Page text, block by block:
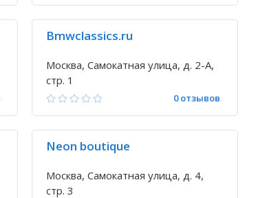
Bmwclassics.ru
Москва, Самокатная улица, д. 2-А,
стр. 1
0 отзывов
Neon boutique
Москва, Самокатная улица, д. 4,
стр. 3